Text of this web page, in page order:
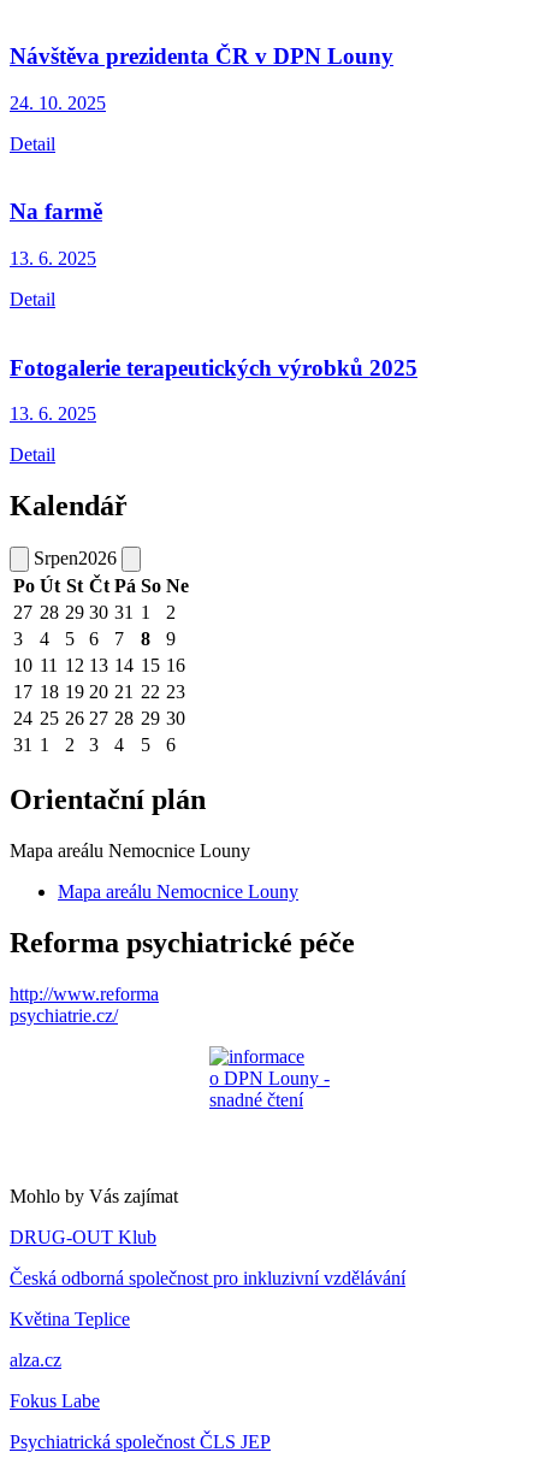
Návštěva prezidenta ČR v DPN Louny
24. 10. 2025
Detail
Na farmě
13. 6. 2025
Detail
Fotogalerie terapeutických výrobků 2025
13. 6. 2025
Detail
Kalendář
Srpen2026
Po Út St Čt Pá So Ne
27 28 29 30 31 1
2
3
4 5 6 7 8
9
10 11 12 13 14 15 16
17 18 19 20 21 22 23
24 25 26 27 28 29 30
31 1 2 3 4 5 6
Orientační plán
Mapa areálu Nemocnice Louny
Mapa areálu Nemocnice Louny
Reforma psychiatrické péče
http://www.reforma
psychiatrie.cz/
Mohlo by Vás zajímat
DRUG-OUT Klub
Česká odborná společnost pro inkluzivní vzdělávání
Květina Teplice
alza.cz
Fokus Labe
Psychiatrická společnost ČLS JEP